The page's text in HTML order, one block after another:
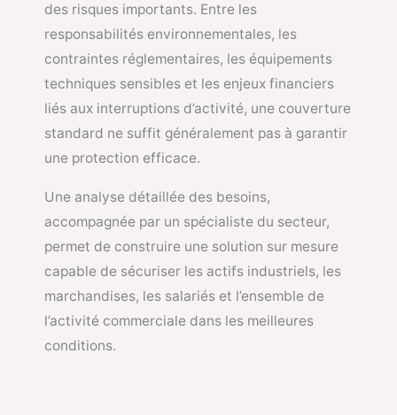
des risques importants. Entre les
responsabilités environnementales, les
contraintes réglementaires, les équipements
techniques sensibles et les enjeux financiers
liés aux interruptions d’activité, une couverture
standard ne suffit généralement pas à garantir
une protection efficace.
Une analyse détaillée des besoins,
accompagnée par un spécialiste du secteur,
permet de construire une solution sur mesure
capable de sécuriser les actifs industriels, les
marchandises, les salariés et l’ensemble de
l’activité commerciale dans les meilleures
conditions.